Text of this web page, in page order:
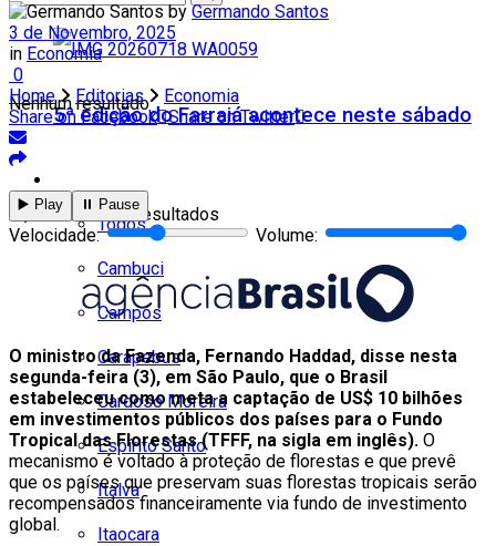
5ª edição do Farraiá acontece neste sábado
Todos
Cambuci
Campos
Carapebus
Cardoso Moreira
Espírito Santo
Italva
Itaocara
Nenhum resultado
Ver todos os resultados
by Germando Santos
3 de Novembro, 2025
in Economia
0
Home
Editorias
Economia
Share on Facebook Share on Twitter
▶️ Play ⏸️ Pause
Velocidade: Volume:
O ministro da Fazenda, Fernando Haddad, disse nesta
segunda-feira (3), em São Paulo, que o Brasil
estabeleceu como meta a captação de US$ 10 bilhões
em investimentos públicos dos países para o Fundo
Tropical das Florestas (TFFF, na sigla em inglês). O
mecanismo é voltado à proteção de florestas e que prevê
que os países que preservam suas florestas tropicais serão
recompensados financeiramente via fundo de investimento
global.